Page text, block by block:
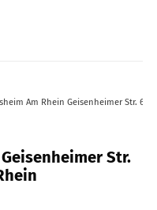
Am Rhein Geisenheimer Str. 62
Str.